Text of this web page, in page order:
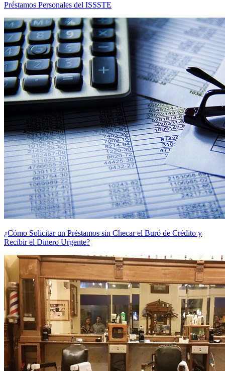
Préstamos Personales del ISSSTE
¿Cómo Solicitar un Préstamos sin Checar el Buró de Crédito y
Recibir el Dinero Urgente?